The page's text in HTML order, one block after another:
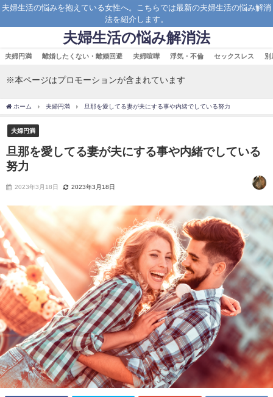
夫婦生活の悩みを抱えている女性へ。こちらでは最新の夫婦生活の悩み解消
法を紹介します。
夫婦生活の悩み解消法
夫婦円満 離婚したくない・離婚回避 夫婦喧嘩 浮気・不倫 セックスレス 別
※本ページはプロモーションが含まれています
ホーム 夫婦円満 旦那を愛してる妻が夫にする事や内緒でしている努力
夫婦円満
旦那を愛してる妻が夫にする事や内緒でしている
努力
2023年3月18日 2023年3月18日